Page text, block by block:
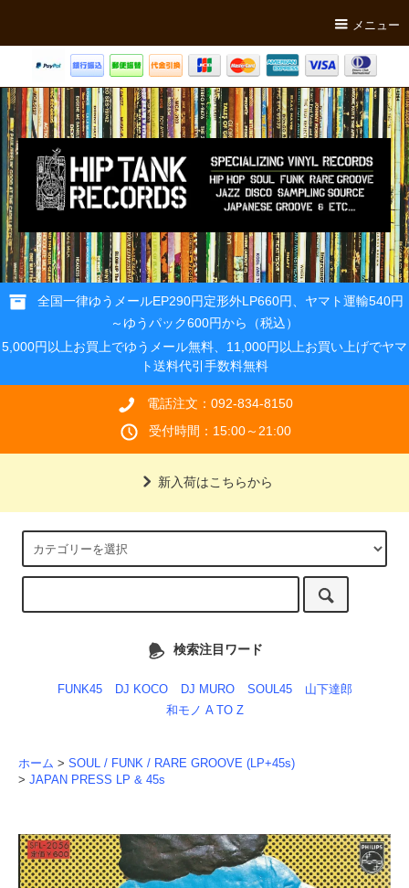
メニュー
全国一律ゆうメールEP290円定形外LP660円、ヤマト運輸540円
～ゆうパック600円から（税込）
5,000円以上お買上でゆうメール無料、11,000円以上お買い上げでヤマ
ト送料代引手数料無料
電話注文：092-834-8150
受付時間：15:00～21:00
新入荷はこちらから
検索注目ワード
FUNK45 DJ KOCO DJ MURO SOUL45
山下達郎
和モノ A TO Z
ホーム > SOUL / FUNK / RARE GROOVE (LP+45s)
> JAPAN PRESS LP & 45s